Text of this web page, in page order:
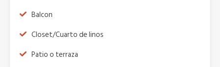
Balcon
Closet/Cuarto de linos
Patio o terraza